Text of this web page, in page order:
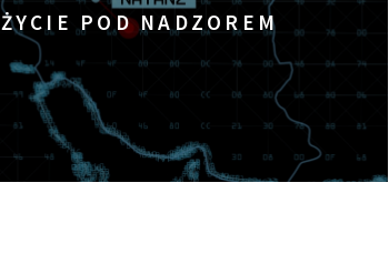
ŻYCIE POD NADZOREM